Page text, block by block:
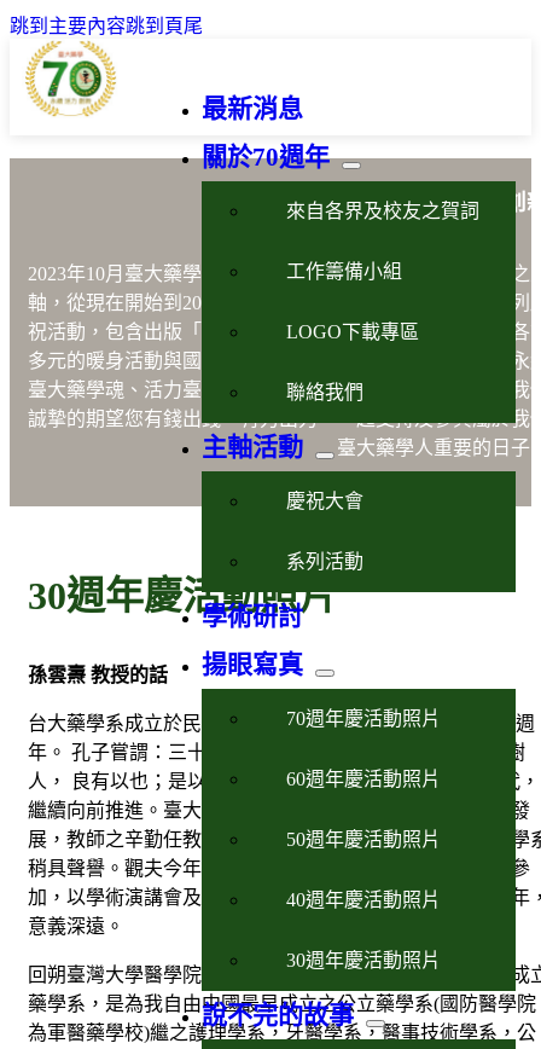
跳到主要內容跳到頁尾
最新消息
關於70週年
來自各界及校友之賀詞
工作籌備小組
LOGO下載專區
聯絡我們
主軸活動
慶祝大會
系列活動
學術研討
揚眼寫真
70週年慶活動照片
60週年慶活動照片
50週年慶活動照片
40週年慶活動照片
30週年慶活動照片
說不完的故事
藥學永續活力創
2023年10月臺大藥學70週年以藥學「永續、活力、創新」
之
軸，從現在開始到2023年10月21日的慶祝晚會將進行一系列
祝活動，包含出版「說不完的故事」、設計紀念品、舉辦各
多元的暖身活動與國際學術研討會等，以嶄新之形式展現永
臺大藥學魂、活力臺大藥學人及創新臺大藥學院之風貌。我
誠摯的期望您有錢出錢，有力出力，一起支持及參與屬於我
臺大藥學人重要的日子
30週年慶活動照片
孫雲燾 教授的話
台大藥學系成立於民國四十二年， 迄今七十二年適為三十週
年。 孔子嘗謂：三十而立。 本系雖屆而立之年， 但十年樹
人， 良有以也；是以樂育工作， 必須努力不懈，跟隨時代，
繼續向前推進。臺大藥學系雖歷史不深，但經多年來努力發
展，教師之辛勤任教與學生之認真研習，方能使今日之藥學
稍具聲譽。觀夫今年三十週年紀念會中，國內外校友踴躍參
加，以學術演講會及專題研討會方式紀念本系創立三十週年
意義深遠。
回朔臺灣大學醫學院原僅有醫學教育。於民國四十二年始成
藥學系，是為我自由中國最早成立之公立藥學系(國防醫學院
為軍醫藥學校)繼之護理學系，牙醫學系，醫事技術學系，公